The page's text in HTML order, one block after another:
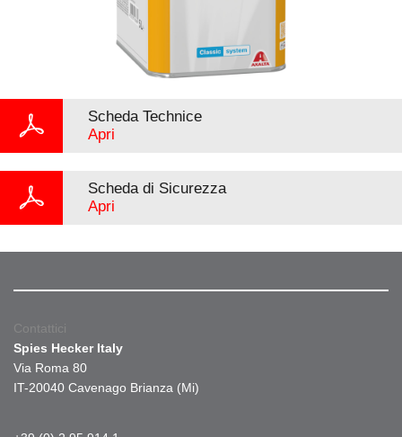
Scheda Technice
Apri
Scheda di Sicurezza
Apri
Contattici
Spies Hecker Italy
Via Roma 80
IT-20040 Cavenago Brianza (Mi)